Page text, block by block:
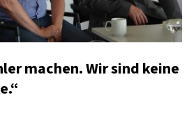
machen. Wir sind keine